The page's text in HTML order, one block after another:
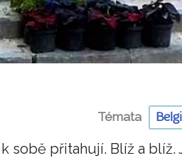
Témata
sobě přitahují. Blíž a blíž.